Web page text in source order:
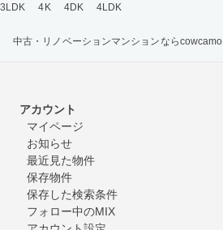
3LDK
4K 4DK 4LDK
中古・リノベーションマンションならcowcamo
アカウント
マイページ
お知らせ
最近見た物件
保存物件
保存した検索条件
フォロー中のMIX